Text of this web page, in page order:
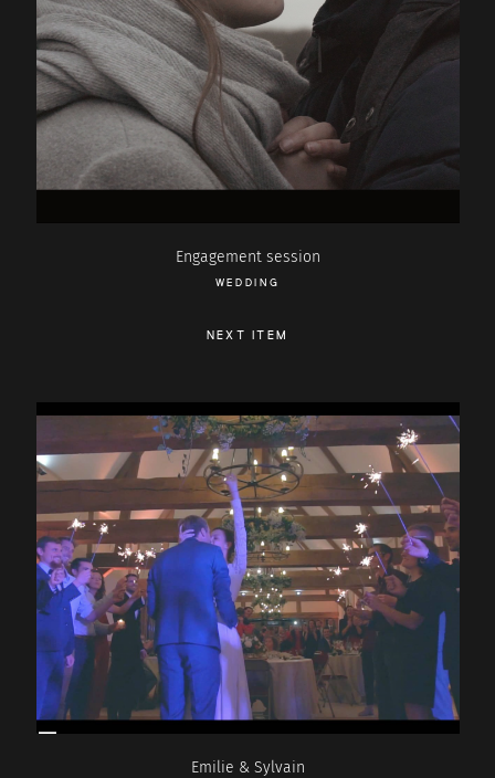
Emilie & Sylvain
Engagement session
WEDDING
NEXT ITEM